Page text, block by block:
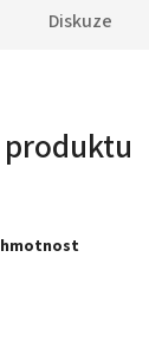
Diskuze